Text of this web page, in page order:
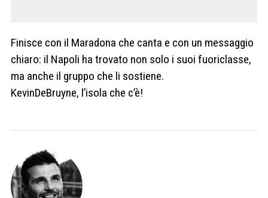
Finisce con il Maradona che canta e con un messaggio
chiaro: il Napoli ha trovato non solo i suoi fuoriclasse,
ma anche il gruppo che li sostiene.
KevinDeBruyne, l’isola che c’è!